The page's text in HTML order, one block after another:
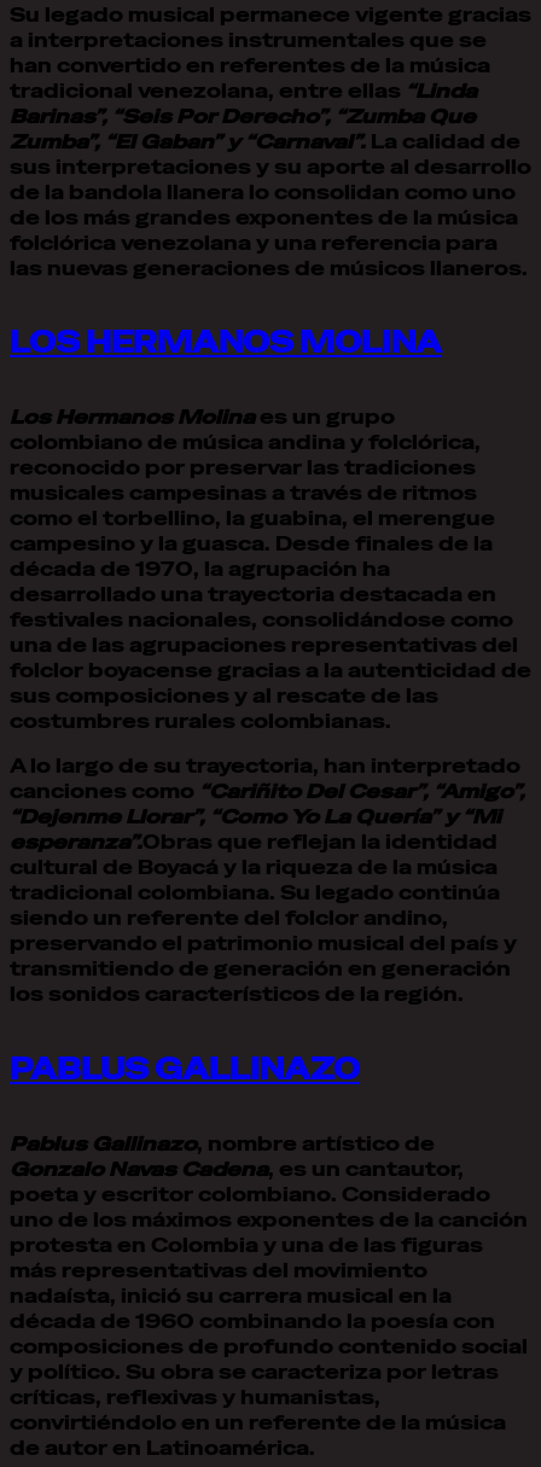
Su legado musical permanece vigente gracias
a interpretaciones instrumentales que se
han convertido en referentes de la música
tradicional venezolana, entre ellas “Linda
Barinas”, “Seis Por Derecho”, “Zumba Que
Zumba”, “El Gaban” y “Carnaval”. La calidad de
sus interpretaciones y su aporte al desarrollo
de la bandola llanera lo consolidan como uno
de los más grandes exponentes de la música
folclórica venezolana y una referencia para
las nuevas generaciones de músicos llaneros.
LOS HERMANOS MOLINA
Los Hermanos Molinaes un grupo
colombiano de música andina y folclórica,
reconocido por preservar las tradiciones
musicales campesinas a través de ritmos
como el torbellino, la guabina, el merengue
campesino y la guasca. Desde finales de la
década de 1970, la agrupación ha
desarrollado una trayectoria destacada en
festivales nacionales, consolidándose como
una de las agrupaciones representativas del
folclor boyacense gracias a la autenticidad de
sus composiciones y al rescate de las
costumbres rurales colombianas.
A lo largo de su trayectoria, han interpretado
canciones como “Cariñito Del Cesar”, “Amigo”,
“Dejenme Llorar”, “Como Yo La Quería” y “Mi
esperanza”.Obras que reflejan la identidad
cultural de Boyacá y la riqueza de la música
tradicional colombiana. Su legado continúa
siendo un referente del folclor andino,
preservando el patrimonio musical del país y
transmitiendo de generación en generación
los sonidos característicos de la región.
PABLUS GALLINAZO
Pablus Gallinazo, nombre artístico de
Gonzalo Navas Cadena, es un cantautor,
poeta y escritor colombiano. Considerado
uno de los máximos exponentes de la canción
protesta en Colombia y una de las figuras
más representativas del movimiento
nadaísta, inició su carrera musical en la
década de 1960 combinando la poesía con
composiciones de profundo contenido social
y político. Su obra se caracteriza por letras
críticas, reflexivas y humanistas,
convirtiéndolo en un referente de la música
de autor en Latinoamérica.